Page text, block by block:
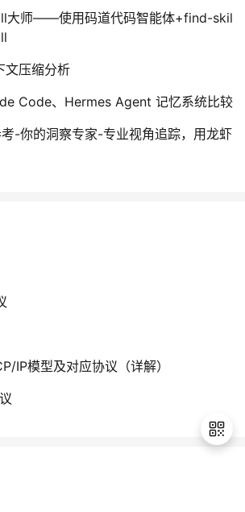
大师——使用码道代码智能体+find-skil
压缩分析
Code、Hermes Agent 记忆系统比较
-你的洞察专家-专业视角追踪，用龙虾
IP模型及对应协议（详解）